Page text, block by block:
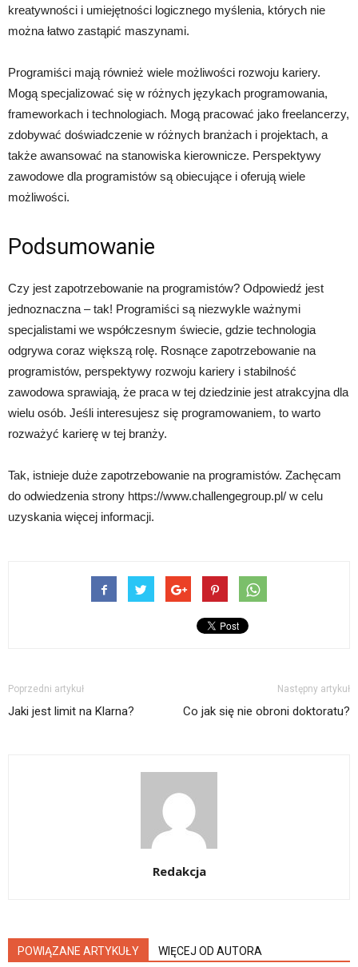
kreatywności i umiejętności logicznego myślenia, których nie
można łatwo zastąpić maszynami.
Programiści mają również wiele możliwości rozwoju kariery.
Mogą specjalizować się w różnych językach programowania,
frameworkach i technologiach. Mogą pracować jako freelancerzy,
zdobywać doświadczenie w różnych branżach i projektach, a
także awansować na stanowiska kierownicze. Perspektywy
zawodowe dla programistów są obiecujące i oferują wiele
możliwości.
Podsumowanie
Czy jest zapotrzebowanie na programistów? Odpowiedź jest
jednoznaczna – tak! Programiści są niezwykle ważnymi
specjalistami we współczesnym świecie, gdzie technologia
odgrywa coraz większą rolę. Rosnące zapotrzebowanie na
programistów, perspektywy rozwoju kariery i stabilność
zawodowa sprawiają, że praca w tej dziedzinie jest atrakcyjna dla
wielu osób. Jeśli interesujesz się programowaniem, to warto
rozważyć karierę w tej branży.
Tak, istnieje duże zapotrzebowanie na programistów. Zachęcam
do odwiedzenia strony https://www.challengegroup.pl/ w celu
uzyskania więcej informacji.
Poprzedni artykuł
Jaki jest limit na Klarna?
Następny artykuł
Co jak się nie obroni doktoratu?
Redakcja
POWIĄZANE ARTYKUŁY WIĘCEJ OD AUTORA